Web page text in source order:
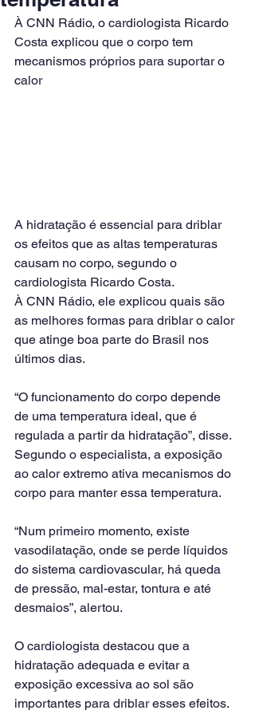
À CNN Rádio, o cardiologista Ricardo
Costa explicou que o corpo tem
mecanismos próprios para suportar o
calor
A hidratação é essencial para driblar
os efeitos que as altas temperaturas
causam no corpo, segundo o
cardiologista Ricardo Costa.
À CNN Rádio, ele explicou quais são
as melhores formas para driblar o calor
que atinge boa parte do Brasil nos
últimos dias.
“O funcionamento do corpo depende
de uma temperatura ideal, que é
regulada a partir da hidratação”, disse.
Segundo o especialista, a exposição
ao calor extremo ativa mecanismos do
corpo para manter essa temperatura.
“Num primeiro momento, existe
vasodilatação, onde se perde líquidos
do sistema cardiovascular, há queda
de pressão, mal-estar, tontura e até
desmaios”, alertou.
O cardiologista destacou que a
hidratação adequada e evitar a
exposição excessiva ao sol são
importantes para driblar esses efeitos.